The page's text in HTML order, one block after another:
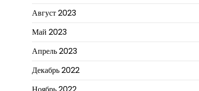
Август 2023
Май 2023
Апрель 2023
Декабрь 2022